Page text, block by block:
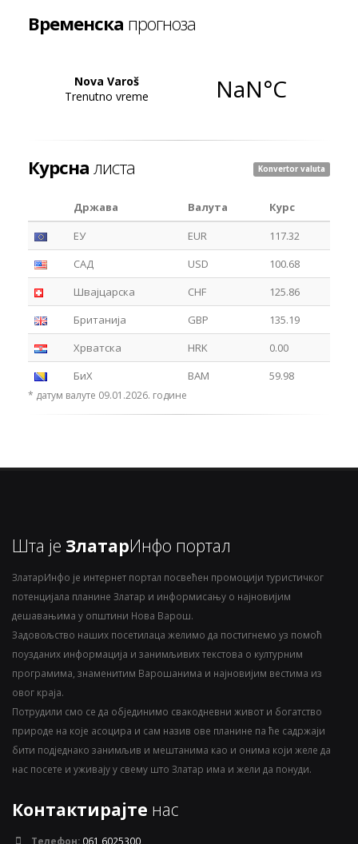
Временска прогноза
Курсна листа Konvertor valuta
Држава Валута
Курс
ЕУ
EUR
117.32
САД
USD
100.68
Швајцарска
CHF
125.86
Британија
GBP
135.19
Хрватска
HRK
0.00
БиХ
BAM 59.98
* датум валуте 09.01.2026. године
Шта је ЗлатарИнфо портал
ЗлатарИнфо је интернет портал посвећен промоцији туристичког
потенцијала планине Златар и информисању о најновијим
дешавањима у општини Нова Варош.
Задовољство наших посетилаца желимо да постигнемо уз помоћ
поузданих информација и занимљивих текстова о културним
програмима, знаменитим Варошанима и најновијим вестима из
овог краја.
Потрудили смо се да објединимо свакодневни живот и богатство
природе на које асоцира и сам назив ове планине па ће садржаји
бити подједнако занимљив и мештанима као и онима који желе да
нас посете и уживају у свему што Златар има и жели да понуди.
Контактирајте нас
Телефон: 061 6025300